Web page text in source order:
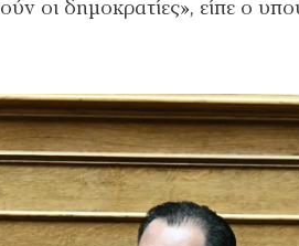
οι δημοκρατίες», είπε ο